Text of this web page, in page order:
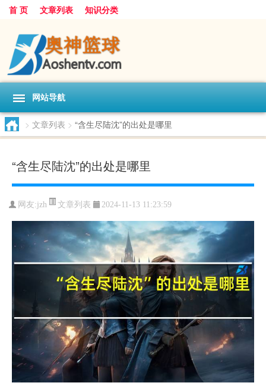
首 页 文章列表 知识分类
网站导航
> 文章列表 > “含生尽陆沈”的出处是哪里
“含生尽陆沈”的出处是哪里
网友:jzh 文章列表 2024-11-13 11:23:59